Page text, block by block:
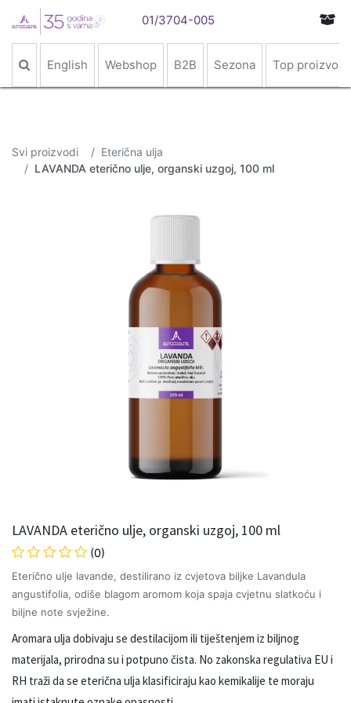
01/3704-005
English Webshop B2B Sezona Top proizvodi
Svi proizvodi
Eterična ulja
LAVANDA eterično ulje, organski uzgoj, 100 ml
LAVANDA eterično ulje, organski uzgoj, 100 ml
(0)
Eterično ulje lavande, destilirano iz cvjetova biljke Lavandula
angustifolia, odiše blagom aromom koja spaja cvjetnu slatkoću i
biljne note svježine.
Aromara ulja dobivaju se destilacijom ili tiještenjem iz biljnog
materijala, prirodna su i potpuno čista. No zakonska regulativa EU i
RH traži da se eterična ulja klasificiraju kao kemikalije te moraju